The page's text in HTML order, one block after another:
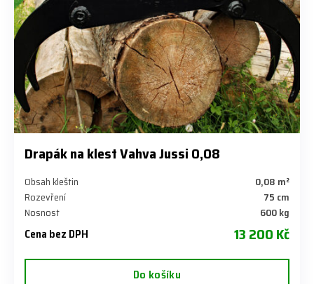
Drapák na klest Vahva Jussi 0,08
Obsah kleštin
0,08 m²
Rozevření
75 cm
Nosnost
600 kg
Cena bez DPH 13 200 Kč
Do košíku